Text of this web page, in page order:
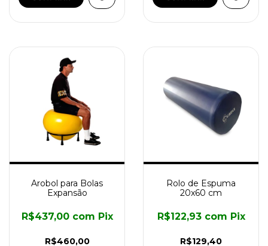
Arobol para Bolas
Expansão
R$460,00
R$437,00 com Pix
Rolo de Espuma
20x60 cm
R$129,40
R$122,93 com Pix